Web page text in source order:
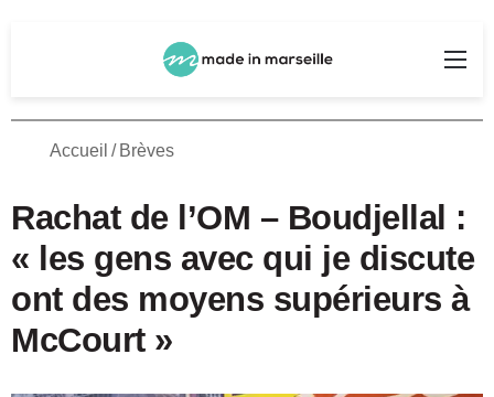
Accueil / Brèves
Rachat de l’OM – Boudjellal :
« les gens avec qui je discute
ont des moyens supérieurs à
McCourt »